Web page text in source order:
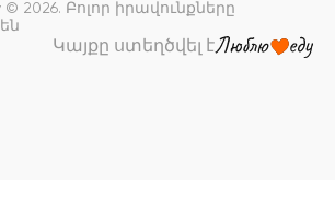
© 2026. Բոլոր իրավունքները
Կայքը ստեղծվել է